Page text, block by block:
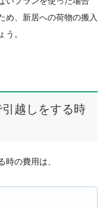
め、新居への荷物の搬入
。
越しをする時
の費用は、